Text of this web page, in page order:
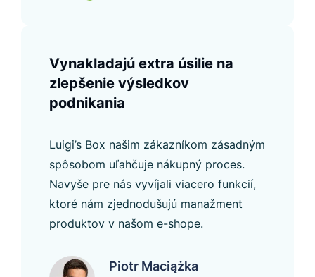
Vynakladajú extra úsilie na
zlepšenie výsledkov
podnikania
Luigi’s Box našim zákazníkom zásadným
spôsobom uľahčuje nákupný proces.
Navyše pre nás vyvíjali viacero funkcií,
ktoré nám zjednodušujú manažment
produktov v našom e-shope.
Piotr Maciążka